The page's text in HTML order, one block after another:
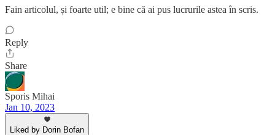
Fain articolul, și foarte util; e bine că ai pus lucrurile astea în scris.
Reply
Share
Sporis Mihai
Jan 10, 2023
Liked by Dorin Bofan